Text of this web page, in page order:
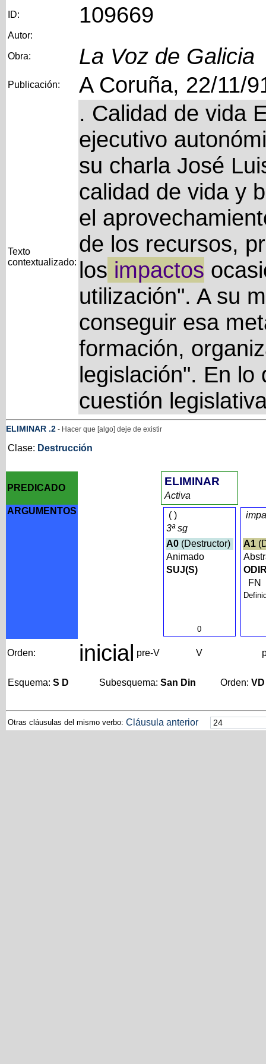
ID: 109669
Autor:
Obra: La Voz de Galicia
Publicación: A Coruña, 22/11/
Texto
contextualizado:
. Calidad de vida
ejecutivo
su charla José
calidad de vida y
el
de los recursos,
los impactos
utilización". A su
conseguir esa
formación,
legislación". En lo
cuestión
ELIMINAR .2- Hacer que [algo] deje de existir
Clase: Destrucción
PREDICADO
ELIMINAR
Activa
ARGUMENTOS
()
3ª sg
A0(Destructor)
Animado
SUJ(S)
0
A1
FN
Orden: inicial pre-V V
Esquema: S D Subesquema: San Din Orden: VD
Otras cláusulas del mismo verbo: Cláusula anterior